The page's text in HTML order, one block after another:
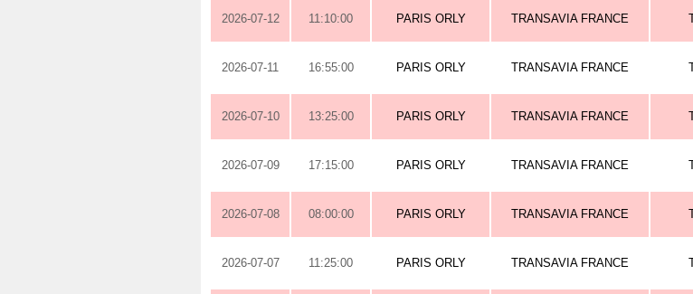
2026-07-12 11:10:00 PARIS ORLY TRANSAVIA FRANCE
2026-07-11 16:55:00 PARIS ORLY TRANSAVIA FRANCE
2026-07-10 13:25:00 PARIS ORLY TRANSAVIA FRANCE
2026-07-09 17:15:00 PARIS ORLY TRANSAVIA FRANCE
2026-07-08 08:00:00 PARIS ORLY TRANSAVIA FRANCE
2026-07-07 11:25:00 PARIS ORLY TRANSAVIA FRANCE